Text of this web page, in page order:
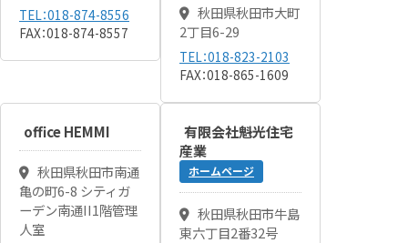
TEL：018-874-8556
FAX：018-874-8557
秋田県秋田市大町
2丁目6-29
TEL：018-823-2103
FAX：018-865-1609
office HEMMI
秋田県秋田市南通
亀の町6-8 シティガ
ーデン南通II1階管理
人室
有限会社魁光住宅
産業
ホームページ
秋田県秋田市牛島
東六丁目2番32号